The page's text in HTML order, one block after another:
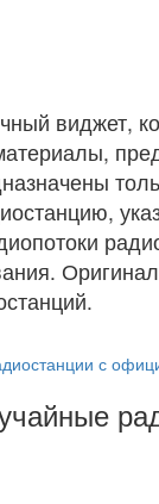
виджет,
с